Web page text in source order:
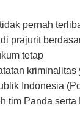
pernah
prajurit
tetap
Indonesia
tim Panda